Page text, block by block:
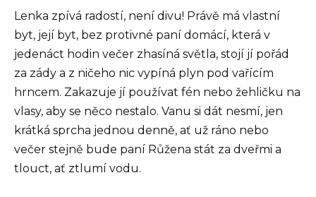
Lenka zpívá radostí, není divu! Právě má vlastní
byt, její byt, bez protivné paní domácí, která v
jedenáct hodin večer zhasíná světla, stojí jí pořád
za zády a z ničeho nic vypíná plyn pod vařícím
hrncem. Zakazuje jí používat fén nebo žehličku na
vlasy, aby se něco nestalo. Vanu si dát nesmí, jen
krátká sprcha jednou denně, ať už ráno nebo
večer stejně bude paní Růžena stát za dveřmi a
tlouct, ať ztlumí vodu.